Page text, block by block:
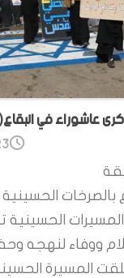
عاشوراء في
بالصرخات الحسينية
الحسينية
ووفاء لنهجه
المسيرة